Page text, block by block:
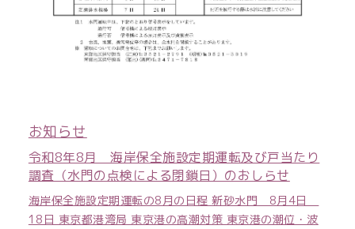
お知らせ
令和8年8月 海岸保全施設定期運転及び戸当たり
調査（水門の点検による閉鎖日）のおしらせ
海岸保全施設定期運転の8月の日程 新砂水門 8月4日
18日 東京都港湾局 東京港の高潮対策 東京港の潮位・波